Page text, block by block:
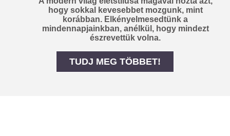
hogy sokkal kevesebbet mozgunk, mint
korábban. Elkényelmesedtünk a
mindennapjainkban, anélkül, hogy mindezt
észrevettük volna.
TUDJ MEG TÖBBET!
Mozogj. Élj.